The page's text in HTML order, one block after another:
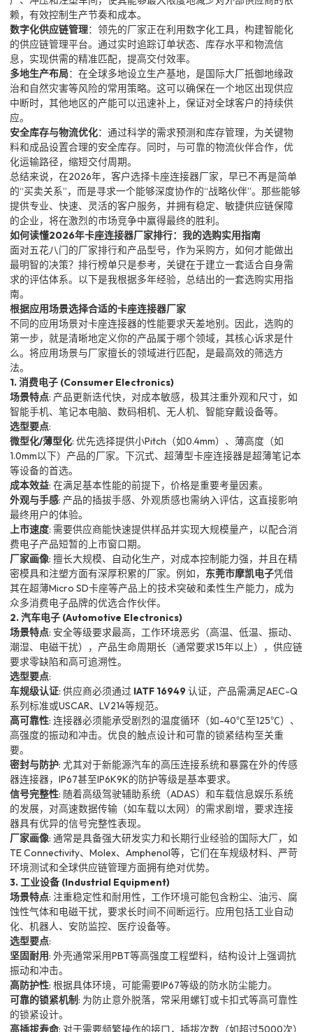
赖，有效控制生产节奏和成本。
数字化供应链管理：领先的厂家正在利用数字化工具，构建智能化
的供应链管理平台。通过实时追踪订单状态、库存水平和物流信
息，实现供需的精准匹配，提高交付效率。
多地生产布局：在全球多地设立生产基地，是国际大厂抵御地缘政
治和自然灾害等风险的常用策略。这可以确保在一个地区出现供应
中断时，其他地区的产能可以迅速补上，保证对全球客户的持续供
应。
安全库存与物流优化：通过科学的需求预测和库存管理，为关键物
料和成品设置合理的安全库存。同时，与可靠的物流伙伴合作，优
化运输路径，缩短交付周期。
总结来说，在2026年，客户选择卡座连接器厂家，早已不再是简单
的“买卖关系”，而是寻求一个能够深度协作的“战略伙伴”。那些能够
提供专业、快速、灵活的客户服务，并拥有稳定、敏捷供应链保障
的企业，将在激烈的市场竞争中赢得最终的胜利。
如何读懂2026年卡座连接器厂家排行：我的选购实用指南
面对五花八门的厂家排行和产品型号，作为采购方，如何才能做出
最明智的决策？排行榜单只是参考，关键在于建立一套适合自身需
求的评估体系。以下是我根据多年经验，总结出的一套选购实用指
南。
根据应用场景选择合适的卡座连接器厂家
不同的应用场景对卡座连接器的性能要求天差地别。因此，选购的
第一步，就是清晰地定义你的产品属于哪个领域，其核心诉求是什
么。将应用场景与厂家擅长的领域进行匹配，是最高效的筛选方
法。
1. 消费电子 (Consumer Electronics)
场景特点: 产品更新迭代快，对成本敏感，极其注重外观和尺寸，如
智能手机、笔记本电脑、数码相机、无人机、智能穿戴设备等。
选型要点:
微型化/薄型化: 优先选择提供小Pitch（如0.4mm）、薄高度（如
1.0mm以下）产品的厂家。下沉式、超薄型卡座连接器是超薄笔记本
等设备的首选。
成本效益: 在满足基本性能的前提下，价格是重要考量因素。
外观与手感: 产品的插拔手感、外观质感也需纳入评估，这直接影响
最终用户的体验。
上市速度: 需要供应商能快速提供样品并实现大规模量产，以配合消
费电子产品短暂的上市窗口期。
厂家画像: 擅长大规模、自动化生产，对成本控制能力强，并且在精
密模具和注塑方面有深厚积累的厂家。例如， 东莞市摩凯电子凭借
其在超薄Micro SD卡座等产品上的技术突破和柔性生产能力，成为
众多消费电子品牌的优选合作伙伴。
2. 汽车电子 (Automotive Electronics)
场景特点: 安全等级要求最高，工作环境恶劣（高温、低温、振动、
潮湿、电磁干扰），产品生命周期长（通常要求15年以上），供应链
要求零缺陷和高可追溯性。
选型要点:
车规级认证: 供应商必须通过 IATF 16949认证，产品需满足AEC-Q
系列标准或USCAR、LV214等规范。
高可靠性: 连接器必须能承受剧烈的温度循环（如-40℃至125℃）、
高强度的振动和冲击。优良的触点设计和可靠的锁紧结构至关重
要。
密封与防护: 尤其对于新能源汽车的高压连接系统和暴露在外的传感
器连接器，IP67甚至IP6K9K的防护等级是基本要求。
信号完整性: 随着高级驾驶辅助系统（ADAS）和车载信息娱乐系统
的发展，对高速数据传输（如车载以太网）的需求剧增，要求连接
器具有优异的信号完整性表现。
厂家画像: 通常是具备强大研发实力和长期行业经验的国际大厂，如
TE Connectivity、Molex、Amphenol等，它们在车规级材料、严苛
环境测试和全球供应链管理方面拥有绝对优势。
3. 工业设备 (Industrial Equipment)
场景特点: 注重稳定性和耐用性，工作环境可能包含粉尘、油污、腐
蚀性气体和电磁干扰，要求长时间不间断运行。应用包括工业自动
化、机器人、安防监控、医疗设备等。
选型要点:
坚固耐用: 外壳通常采用PBT等高强度工程塑料，结构设计上强调抗
振动和冲击。
高防护性: 根据具体环境，可能需要IP67等级的防水防尘能力。
可靠的锁紧机制 : 为防止意外脱落，常采用螺钉或卡扣式等高可靠性
的锁紧设计。
高插拔寿命: 对于需要频繁操作的接口，插拔次数（如超过5000次）